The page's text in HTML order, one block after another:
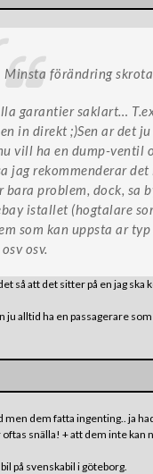
Minsta förändring
garantier saklart…
in direkt ;)Sen ar det
vill ha en dump-ventil
jag rekommenderar
bara problem, dock, sa
istallet (hogtalare
som kan uppsta ar
osv.
så att det sitter på en jag ska
ju alltid ha en passagerare
men dem fatta ingenting.. ja
snälla! + att dem inte kan
på svenskabil i göteborg.